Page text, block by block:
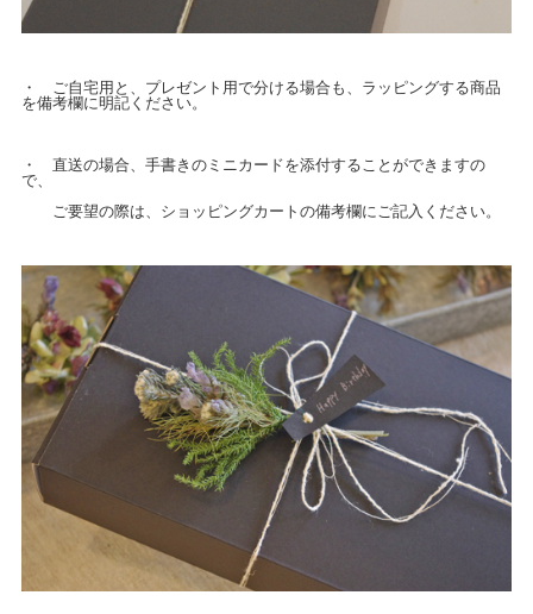
・ ご自宅用と、プレゼント用で分ける場合も、ラッピングする商品
を備考欄に明記ください。
・ 直送の場合、手書きのミニカードを添付することができますの
で、
ご要望の際は、ショッピングカートの備考欄にご記入ください。